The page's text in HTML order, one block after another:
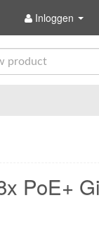
Inloggen
PoE+